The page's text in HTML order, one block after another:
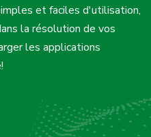
et faciles d'utilisation,
la résolution de vos
les applications